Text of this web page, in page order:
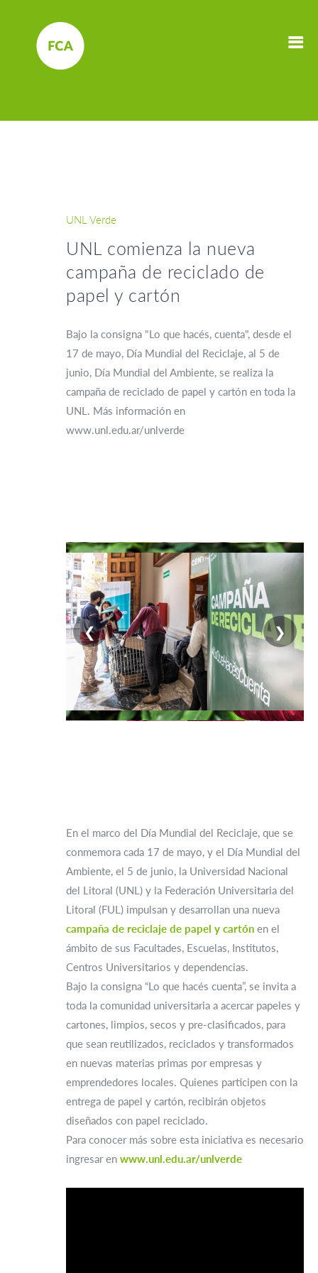
UNL Verde
UNL comienza la nueva
campaña de reciclado de
papel y cartón
Bajo la consigna "Lo que hacés, cuenta", desde el
17 de mayo, Día Mundial del Reciclaje, al 5 de
junio, Día Mundial del Ambiente, se realiza la
campaña de reciclado de papel y cartón en toda la
UNL. Más información en
www.unl.edu.ar/unlverde
❮ ❯
En el marco del Día Mundial del Reciclaje, que se
conmemora cada 17 de mayo, y el Día Mundial del
Ambiente, el 5 de junio, la Universidad Nacional
del Litoral (UNL) y la Federación Universitaria del
Litoral (FUL) impulsan y desarrollan una nueva
campaña de reciclaje de papel y cartón en el
ámbito de sus Facultades, Escuelas, Institutos,
Centros Universitarios y dependencias.
Bajo la consigna “Lo que hacés cuenta”, se invita a
toda la comunidad universitaria a acercar papeles y
cartones, limpios, secos y pre-clasificados, para
que sean reutilizados, reciclados y transformados
en nuevas materias primas por empresas y
emprendedores locales. Quienes participen con la
entrega de papel y cartón, recibirán objetos
diseñados con papel reciclado.
Para conocer más sobre esta iniciativa es necesario
ingresar en www.unl.edu.ar/unlverde